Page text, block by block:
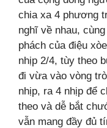
chia xa 4 phương
nghĩ về nhau,
phách của điệu
nhịp 2/4, tùy theo
đi vừa vào vòng
nhịp, ra 4 nhịp để
theo và dễ bắt
vẫn mang đầy đủ